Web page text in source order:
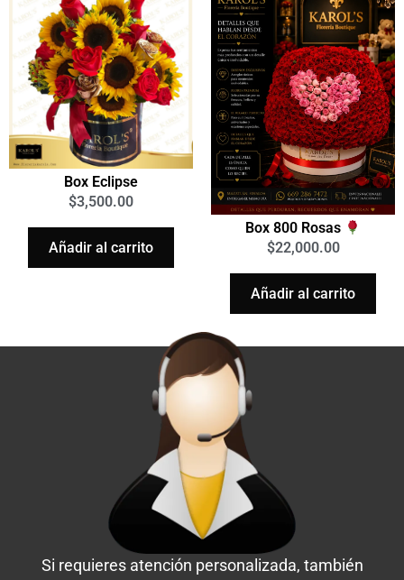
Box Eclipse
$3,500.00
Añadir al carrito
Box 800 Rosas
$22,000.00
Añadir al carrito
Si requieres atención personalizada, también